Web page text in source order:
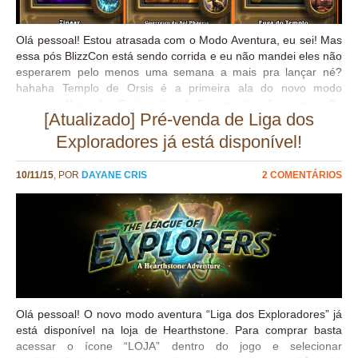
Destaque: www.mmogames.com
Olá pessoal! Estou atrasada com o Modo Aventura, eu sei! Mas
essa pós BlizzCon está sendo corrida e eu não mandei eles não
esperarem pelo menos uma semana a mais pra lançar né?
hahaha Templo de Orsis é a primeira ala do novo modo
Decklist sugeridos para enfrentar cada chefe dessa ala no
Modo Heroico também dá para enfrentar o Modo Normal. O
modo normal será bem tranquilo de enfrentar se sua coleção de
cartas for razoável. Decks para enfrentar cada chefe Zinaar
Guerreiro do Sol Phaerix Fuga do Templo Modo Heroico e
Normal Modo Heroico e Normal Modo Heroico e Normal Zinaar
Poder Heroico: Intuição do Djinn Zinnar usa seu poder heroico
(Intuição de Djinn) no começo de todos os turnos. Os
desejos que ele pode te dar são: O deck padrão de tempo
mage é o suficiente para enfrentar Zinnar, o...
[Atualizado] Pré-venda de Liga dos
Exploradores já está disponível!
10/11/15, POR DAYANE CRIS 2 COMENTÁRIOS
Olá pessoal! O novo modo aventura “Liga dos Exploradores” já
está disponível na loja de Hearthstone. Para comprar basta
acessar o ícone “LOJA” dentro do jogo e selecionar